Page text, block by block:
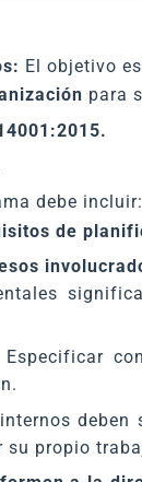
El objetivo
para
debe incluir:
de
Especificar
su propio